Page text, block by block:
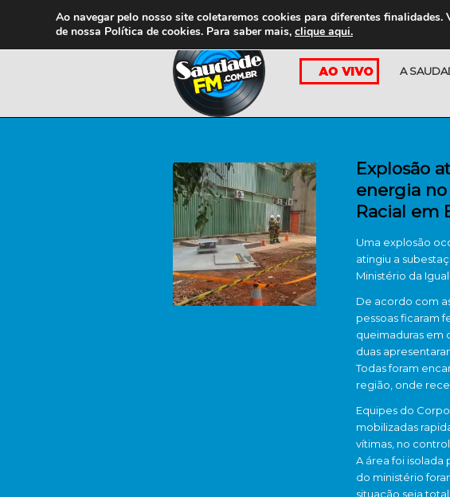
A
Explosão
energia
Racial em
Uma explosão
atingiu a
Ministério da
De acordo com
pessoas ficaram
queimaduras em
duas
Todas foram
região, onde
Equipes do
mobilizadas
vítimas, no
A área foi isolada
do ministério
situação seja
Ao navegar pelo nosso site coletaremos cookies para diferentes
de nossa Política de cookies. Para saber mais, clique aqui.